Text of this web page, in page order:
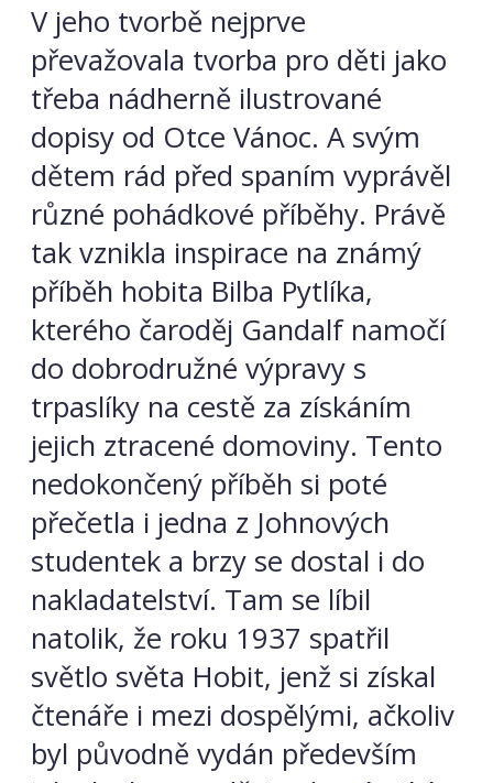
V jeho tvorbě nejprve
převažovala tvorba pro děti jako
třeba nádherně ilustrované
dopisy od Otce Vánoc. A svým
dětem rád před spaním vyprávěl
různé pohádkové příběhy. Právě
tak vznikla inspirace na známý
příběh hobita Bilba Pytlíka,
kterého čaroděj Gandalf namočí
do dobrodružné výpravy s
trpaslíky na cestě za získáním
jejich ztracené domoviny. Tento
nedokončený příběh si poté
přečetla i jedna z Johnových
studentek a brzy se dostal i do
nakladatelství. Tam se líbil
natolik, že roku 1937 spatřil
světlo světa Hobit, jenž si získal
čtenáře i mezi dospělými, ačkoliv
byl původně vydán především